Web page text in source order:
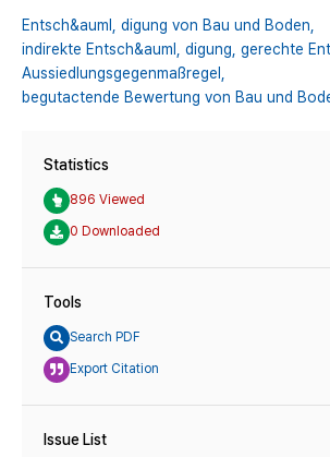
Entsch&auml,
digung von Bau und Boden,
indirekte Entsch&auml,
digung, gerechte
Aussiedlungsgegenmaßregel,
begutactende Bewertung von Bau und
Statistics
896 Viewed
0 Downloaded
Tools
Search PDF
Export Citation
Issue List